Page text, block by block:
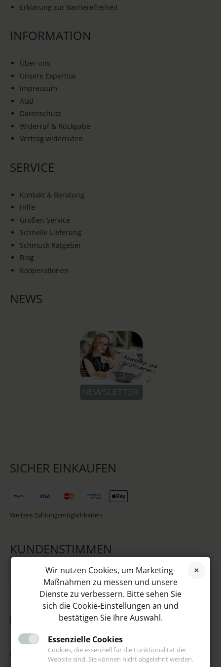
Erklärung zur Barrierefreiheit
INFORMATION
Über uns
Unsere Expertise
Impressum
AGB
Datenschutz
Widerruf & Rückgabe
Vertrag widerrufen
SERVICE
Kontakt & Beratung
Hilfe
Größen Service
Schnelle Lieferung
Schmuck Ratgeber
Blog
Kooperationen
NEWS
SICHER EINKAUFEN
Weitere Zahlungsmöglichkeiten
KUNDENSTIMMEN
SOCIAL MEDIA
VIP
Wir nutzen Cookies, um Marketing-
Maßnahmen zu messen und unsere
Dienste zu verbessern. Bitte sehen Sie
sich die Cookie-Einstellungen an und
bestätigen Sie Ihre Auswahl.
Essenzielle Cookies
Cookies, die essenziell für die Funktionalität der
Website sind. Sie können nicht abgelehnt werden.